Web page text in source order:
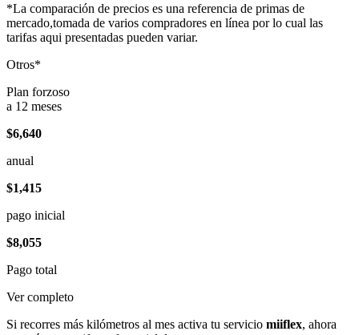
*La comparación de precios es una referencia de primas de
mercado,tomada de varios compradores en línea por lo cual las
tarifas aqui presentadas pueden variar.
Otros*
Plan forzoso
a 12 meses
$6,640
anual
$1,415
pago inicial
$8,055
Pago total
Ver completo
Si recorres más kilómetros al mes activa tu servicio miiflex, ahora